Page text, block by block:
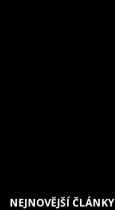
NEJNOVĚJŠÍ ČLÁNKY